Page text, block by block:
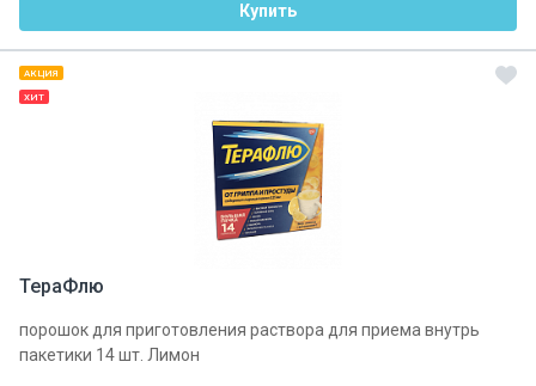
Купить
АКЦИЯ
ХИТ
ТераФлю
порошок для приготовления раствора для приема внутрь
пакетики 14 шт. Лимон